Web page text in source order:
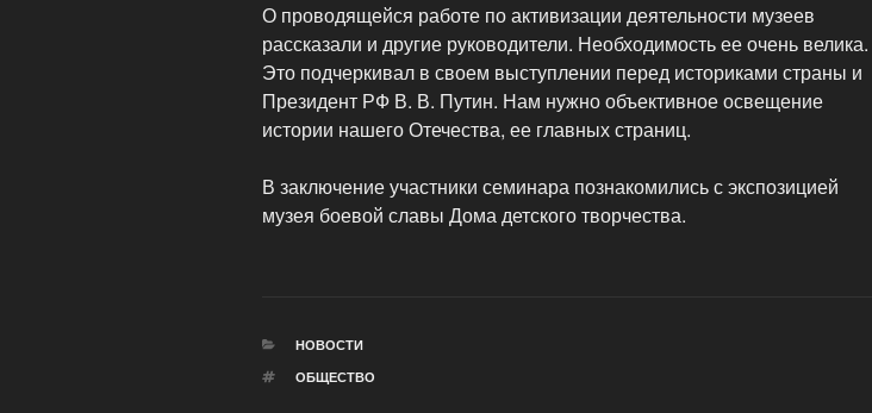
О проводящейся работе по активизации деятельности музеев
рассказали и другие руководители. Необходимость ее очень велика.
Это подчеркивал в своем выступлении перед историками страны и
Президент РФ В. В. Путин. Нам нужно объективное освещение
истории нашего Отечества, ее главных страниц.
В заключение участники семинара познакомились с экспозицией
музея боевой славы Дома детского творчества.
РУБРИКИ
НОВОСТИ
МЕТКИ
ОБЩЕСТВО